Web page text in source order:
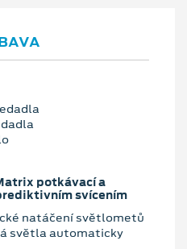
potkávací a
svícením
natáčení světlometů
světla automaticky